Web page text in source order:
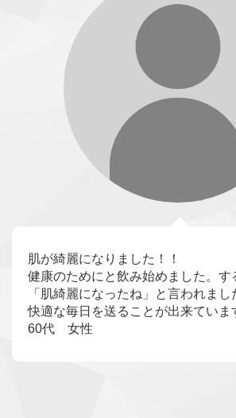
肌が綺麗になりました！！
健康のためにと飲み始めました。す
「肌綺麗になったね」と言われま
快適な毎日を送ることが出来ていま
60代 女性